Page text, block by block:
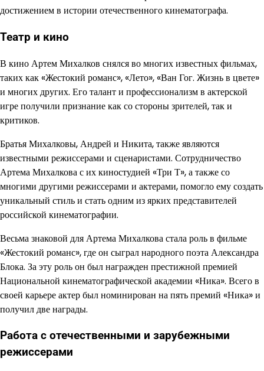
достижением в истории отечественного кинематографа.
Театр и кино
В кино Артем Михалков снялся во многих известных фильмах,
таких как «Жестокий романс», «Лето», «Ван Гог. Жизнь в цвете»
и многих других. Его талант и профессионализм в актерской
игре получили признание как со стороны зрителей, так и
критиков.
Братья Михалковы, Андрей и Никита, также являются
известными режиссерами и сценаристами. Сотрудничество
Артема Михалкова с их киностудией «Три Т», а также со
многими другими режиссерами и актерами, помогло ему создать
уникальный стиль и стать одним из ярких представителей
российской кинематографии.
Весьма знаковой для Артема Михалкова стала роль в фильме
«Жестокий романс», где он сыграл народного поэта Александра
Блока. За эту роль он был награжден престижной премией
Национальной кинематографической академии «Ника». Всего в
своей карьере актер был номинирован на пять премий «Ника» и
получил две награды.
Работа с отечественными и зарубежными
режиссерами